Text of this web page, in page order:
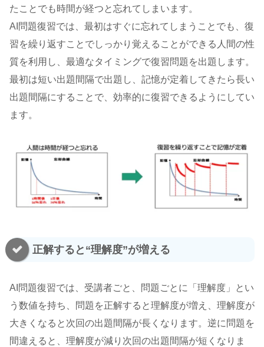
たことでも時間が経つと忘れてしまいます。
AI問題復習では、最初はすぐに忘れてしまうことでも、復
習を繰り返すことでしっかり覚えることができる人間の性
質を利用し、最適なタイミングで復習問題を出題します。
最初は短い出題間隔で出題し、記憶が定着してきたら長い
出題間隔にすることで、効率的に復習できるようにしてい
ます。
正解すると“理解度”が増える
AI問題復習では、受講者ごと、問題ごとに「理解度」とい
う数値を持ち、問題を正解すると理解度が増え、理解度が
大きくなると次回の出題間隔が長くなります。逆に問題を
間違えると、理解度が減り次回の出題間隔が短くなりま